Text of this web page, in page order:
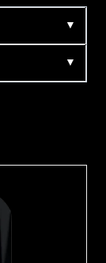
▼
▼